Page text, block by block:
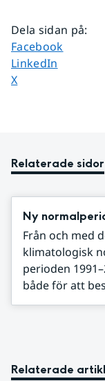
Dela sidan på:
Dela sidan på
Facebook
Dela sidan på
LinkedIn
Dela sidan på
X
Relaterade sidor
Ny
Från och med
klimatologisk
perioden
både för att
Relaterade